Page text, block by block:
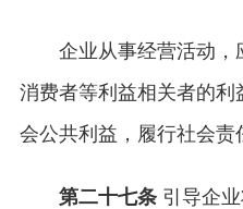
企业从事经营活动，
消费者等利益相关者的
会公共利益，履行社会责
第二十七条引导企业